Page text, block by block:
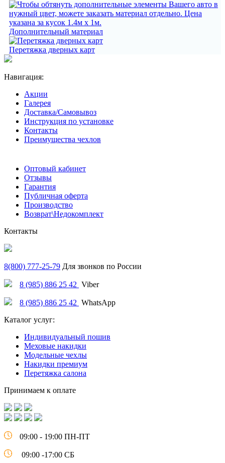
Дополнительный материал
Перетяжка дверных карт
Навигация:
Акции
Галерея
Доставка/Самовывоз
Инструкция по установке
Контакты
Преимущества чехлов
Оптовый кабинет
Отзывы
Гарантия
Публичная оферта
Производство
Возврат\Недокомплект
Контакты
8(800) 777-25-79 Для звонков по России
8 (985) 886 25 42 Viber
8 (985) 886 25 42 WhatsApp
Каталог услуг:
Индивидуальный пошив
Меховые накидки
Модельные чехлы
Накидки премиум
Перетяжка салона
Принимаем к оплате
09:00 - 19:00 ПН-ПТ
09:00 -17:00 СБ